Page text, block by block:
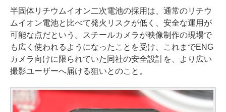
半固体リチウムイオン二次電池の採用は、通常のリチウ
ムイオン電池と比べて発火リスクが低く、安全な運用が
可能な点だという。スチールカメラが映像制作の現場で
も広く使われるようになったことを受け、これまでENG
カメラ向けに限られていた同社の安全設計を、より広い
撮影ユーザーへ届ける狙いとのこと。